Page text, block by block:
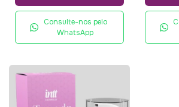
Consulte-nos pelo
WhatsApp